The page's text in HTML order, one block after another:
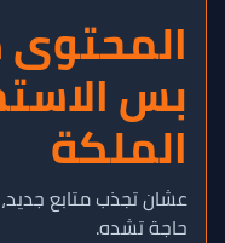
بس
الملكة
عشان تجذب متابع
حاجة تشده.